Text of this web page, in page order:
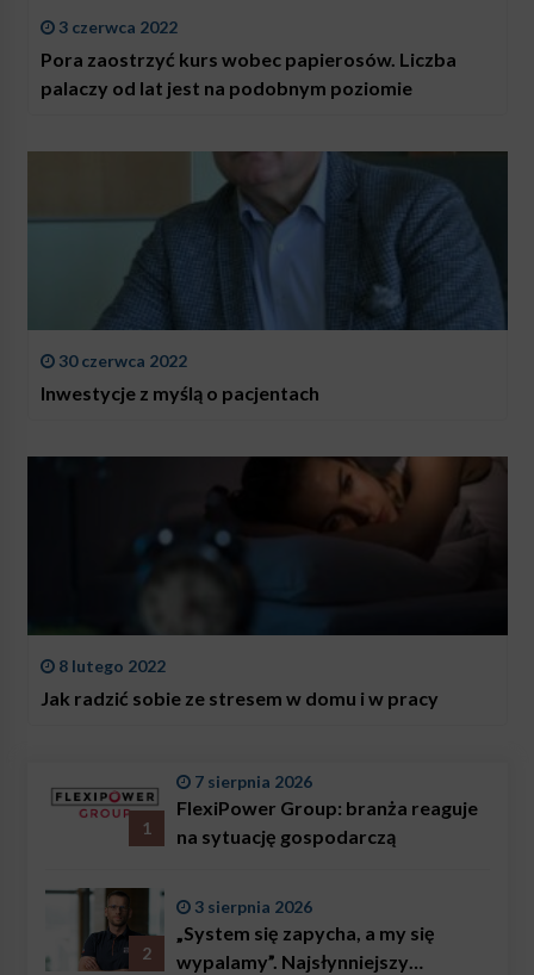
3 czerwca 2022
Pora zaostrzyć kurs wobec papierosów. Liczba
palaczy od lat jest na podobnym poziomie
30 czerwca 2022
Inwestycje z myślą o pacjentach
8 lutego 2022
Jak radzić sobie ze stresem w domu i w pracy
1
7 sierpnia 2026
FlexiPower Group: branża reaguje
na sytuację gospodarczą
2
3 sierpnia 2026
„System się zapycha, a my się
wypalamy”. Najsłynniejszy